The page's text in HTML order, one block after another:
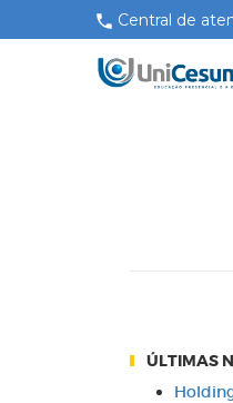
Central de
ÚLTIMAS